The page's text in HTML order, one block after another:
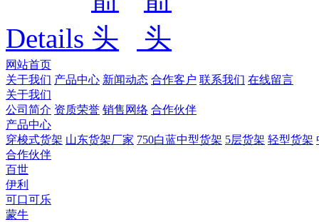
Details
网站首页
关于我们 产品中心 新闻动态 合作客户 联系我们 在线留言
关于我们
公司简介 资质荣誉 销售网络 合作伙伴
产品中心
穿梭式货架 山东货架厂家 750白蓝中型货架 5层货架 轻型货架
合作伙伴
百世
伊利
可口可乐
蒙牛